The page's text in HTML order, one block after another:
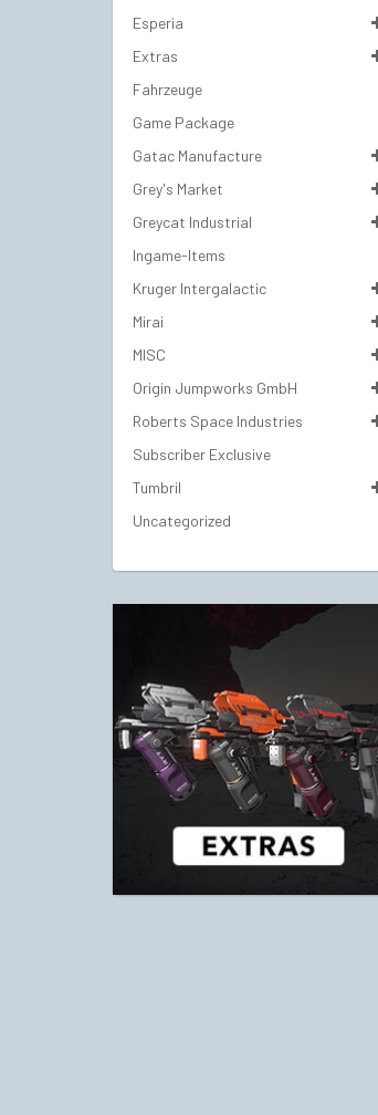
Esperia
Extras
Fahrzeuge
Game Package
Gatac Manufacture
Grey's Market
Greycat Industrial
Ingame-Items
Kruger Intergalactic
Mirai
MISC
Origin Jumpworks GmbH
Roberts Space Industries
Subscriber Exclusive
Tumbril
Uncategorized